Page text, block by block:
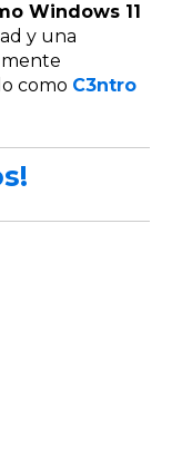
Windows 11
y una
como C3ntro